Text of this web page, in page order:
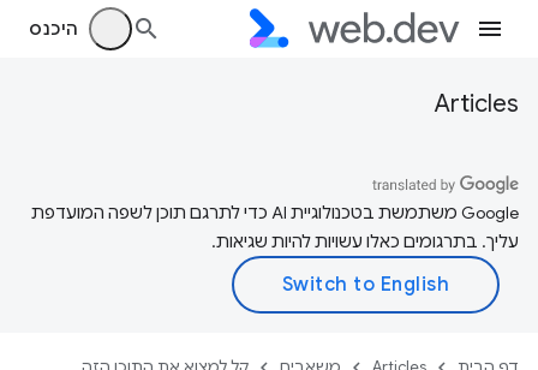
היכנס
Articles
‫Google משתמשת בטכנולוגיית AI כדי לתרגם תוכן לשפה המועדפת
עליך. בתרגומים כאלו עשויות להיות שגיאות.